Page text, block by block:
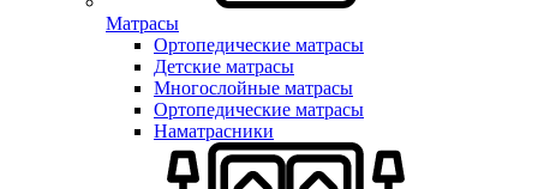
Матрасы
Ортопедические матрасы
Детские матрасы
Многослойные матрасы
Ортопедические матрасы
Наматрасники